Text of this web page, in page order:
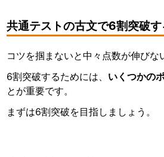
共通テストの古文で6割突破
コツを掴まないと中々点数が伸びな
6割突破するためには、 いくつかの
とが重要です。
まずは6割突破を目指しましょう。